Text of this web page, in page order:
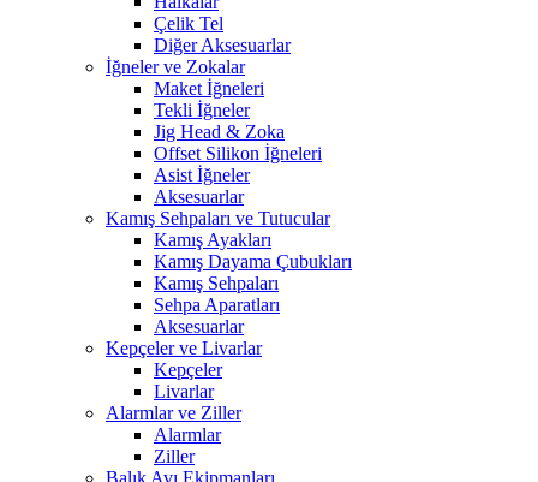
Çelik Tel
Diğer Aksesuarlar
İğneler ve Zokalar
Maket İğneleri
Tekli İğneler
Jig Head & Zoka
Offset Silikon İğneleri
Asist İğneler
Aksesuarlar
Kamış Sehpaları ve Tutucular
Kamış Ayakları
Kamış Dayama Çubukları
Kamış Sehpaları
Sehpa Aparatları
Aksesuarlar
Kepçeler ve Livarlar
Kepçeler
Livarlar
Alarmlar ve Ziller
Alarmlar
Ziller
Balık Avı Ekipmanları